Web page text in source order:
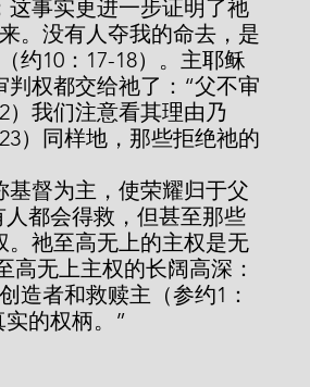
。没有人夺我的命去，是
约10：17-18）。主耶稣
权都交给祂了：“父不审
）我们注意看其理由乃
）同样地，那些拒绝祂的
都会得救，但甚至那些
祂至高无上的主权是无
高无上主权的长阔高深：
造者和救赎主（参约1：
的权柄。”